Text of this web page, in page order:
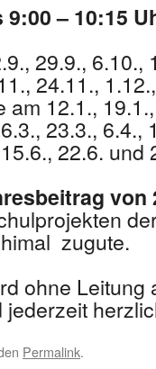
– 10:15
29.9., 6.10.,
24.11.,
12.1.,
23.3., 6.4.,
22.6. und
von
zugute.
ohne
Permalink.